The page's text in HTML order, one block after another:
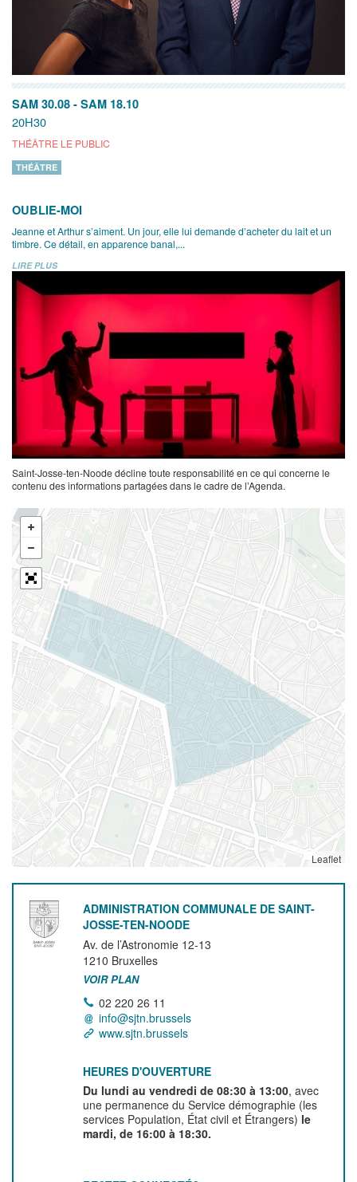
SAM 30.08 - SAM 18.10
20H30
THÉÂTRE LE PUBLIC
THÉÂTRE
OUBLIE-MOI
Jeanne et Arthur s’aiment. Un jour, elle lui demande d’acheter du lait et un
timbre. Ce détail, en apparence banal,...
LIRE PLUS
Saint-Josse-ten-Noode décline toute responsabilité en ce qui concerne le
contenu des informations partagées dans le cadre de l’Agenda.
Leaflet
ADMINISTRATION COMMUNALE DE SAINT-
JOSSE-TEN-NOODE
Av. de l’Astronomie 12-13
1210 Bruxelles
VOIR PLAN
02 220 26 11
info@sjtn.brussels
www.sjtn.brussels
HEURES D'OUVERTURE
Du lundi au vendredi de 08:30 à 13:00, avec
une permanence du Service démographie (les
services Population, État civil et Étrangers) le
mardi, de 16:00 à 18:30.